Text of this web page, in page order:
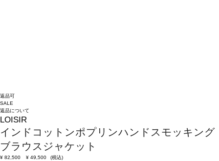
返品可
SALE
返品について
LOISIR
インドコットンポプリンハンドスモッキング
ブラウスジャケット
¥ 82,500 ¥ 49,500
(税込)